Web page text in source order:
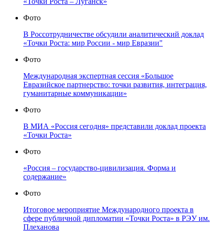
Фото
В Россотрудничестве обсудили аналитический доклад
«Точки Роста: мир России - мир Евразии"
Фото
Международная экспертная сессия «Большое
Евразийское партнерство: точки развития, интеграция,
гуманитарные коммуникации»
Фото
В МИА «Россия сегодня» представили доклад проекта
«Точки Роста»
Фото
«Россия – государство-цивилизация. Форма и
содержание»
Фото
Итоговое мероприятие Международного проекта в
сфере публичной дипломатии «Точки Роста» в РЭУ им.
Плеханова